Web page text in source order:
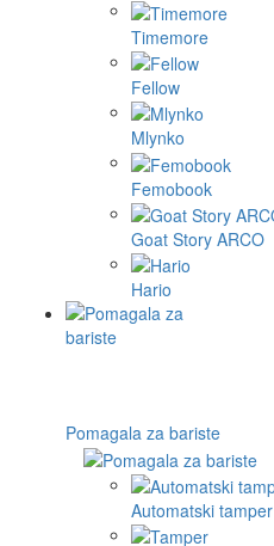
Timemore
Fellow
Mlynko
Femobook
Goat Story ARCO
Hario
Pomagala za bariste
Automatski tamper